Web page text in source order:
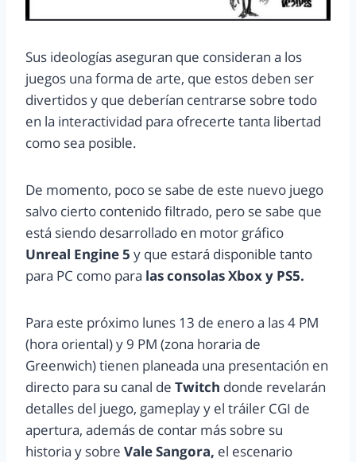
Sus ideologías aseguran que consideran a los
juegos una forma de arte, que estos deben ser
divertidos y que deberían centrarse sobre todo
en la interactividad para ofrecerte tanta libertad
como sea posible.
De momento, poco se sabe de este nuevo juego
salvo cierto contenido filtrado, pero se sabe que
está siendo desarrollado en motor gráfico
Unreal Engine 5 y que estará disponible tanto
para PC como para las consolas Xbox y PS5.
Para este próximo lunes 13 de enero a las 4 PM
(hora oriental) y 9 PM (zona horaria de
Greenwich) tienen planeada una presentación en
directo para su canal de Twitch donde revelarán
detalles del juego, gameplay y el tráiler CGI de
apertura, además de contar más sobre su
historia y sobre Vale Sangora, el escenario